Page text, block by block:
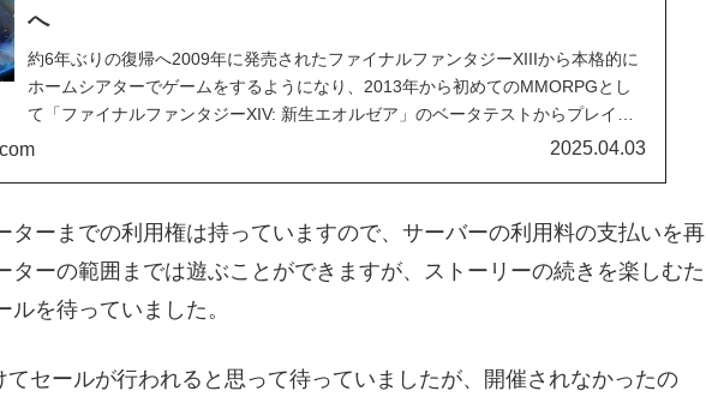
へ
約6年ぶりの復帰へ2009年に発売されたファイナルファンタジーXIIIから本格的に
ホームシアターでゲームをするようになり、2013年から初めてのMMORPGとし
て「ファイナルファンタジーXIV: 新生エオルゼア」のベータテストからプレイす
る...
2025.04.03
ターまでの利用権は持っていますので、サーバーの利用料の支払いを再
ターの範囲までは遊ぶことができますが、ストーリーの続きを楽しむた
を待っていました。
セールが行われると思って待っていましたが、開催されなかったの